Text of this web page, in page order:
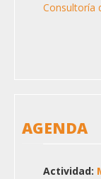
Consultoría
AGENDA
Actividad: